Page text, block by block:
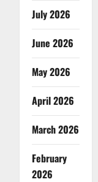
July 2026
June 2026
May 2026
April 2026
March 2026
February
2026